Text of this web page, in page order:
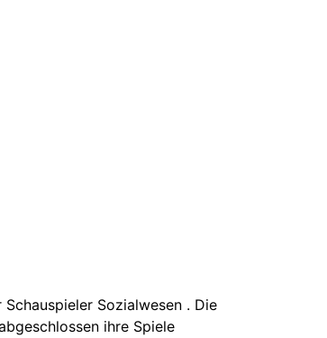
Sozialwesen . Die
ihre Spiele